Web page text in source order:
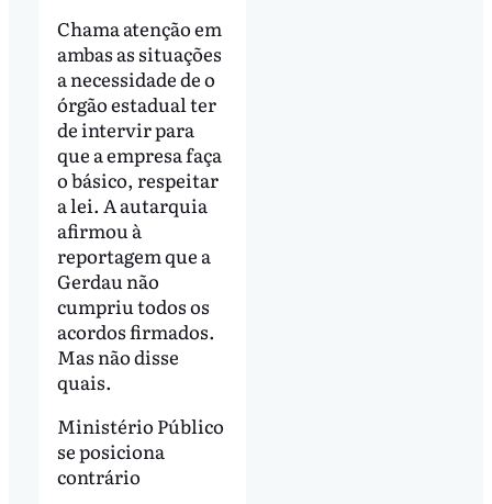
Chama atenção em
ambas as situações
a necessidade de o
órgão estadual ter
de intervir para
que a empresa faça
o básico, respeitar
a lei. A autarquia
afirmou à
reportagem que a
Gerdau não
cumpriu todos os
acordos firmados.
Mas não disse
quais.
Ministério Público
se posiciona
contrário